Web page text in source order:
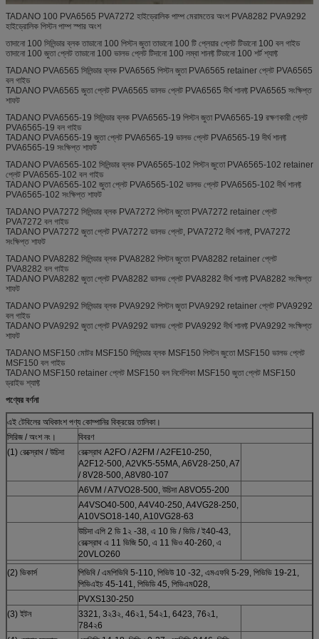
TADANO 100 PVA6565 PVA7272 হাইড্রোলিক পাম্প মেরামতের অংশ PVA8282 PVA9292
হাইড্রোলিক পিস্টন পাম্প স্পার অংশ
তাদানো 100 সিলিন্ডার ব্লক তাডানো 100 পিস্টন জুতা তাডানো 100 টি প্লেয়ার প্লেট টিডানো 100 বল গাইড
তাদানো 100 জুতা প্লেট তাডানো 100 ভালভ প্লেট টিদানো 100 লম্বা শানফ্ট টিডানো 100 শর্ট শ্যাফ্ট
TADANO PVA6565 সিলিন্ডার ব্লক PVA6565 পিস্টন জুতা PVA6565 retainer প্লেট PVA6565
বল গাইড
TADANO PVA6565 জুতা প্লেট PVA6565 ভালভ প্লেট PVA6565 দীর্ঘ শানফ্ট PVA6565 সংক্ষিপ্ত
শাফট
TADANO PVA6565-19 সিলিন্ডার ব্লক PVA6565-19 পিস্টন জুতা PVA6565-19 রক্ষণকারী প্লেট
PVA6565-19 বল গাইড
TADANO PVA6565-19 জুতা প্লেট PVA6565-19 ভালভ প্লেট PVA6565-19 দীর্ঘ শানফ্ট
PVA6565-19 সংক্ষিপ্ত শাফট
TADANO PVA6565-102 সিলিন্ডার ব্লক PVA6565-102 পিস্টন জুতো PVA6565-102 retainer
প্লেট PVA6565-102 বল গাইড
TADANO PVA6565-102 জুতা প্লেট PVA6565-102 ভালভ প্লেট PVA6565-102 দীর্ঘ শানফ্ট
PVA6565-102 সংক্ষিপ্ত শাফট
TADANO PVA7272 সিলিন্ডার ব্লক PVA7272 পিস্টন জুতো PVA7272 retainer প্লেট
PVA7272 বল গাইড
TADANO PVA7272 জুতা প্লেট PVA7272 ভালভ প্লেট, PVA7272 দীর্ঘ শানফ্ট, PVA7272
সংক্ষিপ্ত শাফট
TADANO PVA8282 সিলিন্ডার ব্লক PVA8282 পিস্টন জুতো PVA8282 retainer প্লেট
PVA8282 বল গাইড
TADANO PVA8282 জুতা প্লেট PVA8282 ভালভ প্লেট PVA8282 দীর্ঘ শানফ্ট PVA8282 সংক্ষিপ্ত
শাফট
TADANO PVA9292 সিলিন্ডার ব্লক PVA9292 পিস্টন জুতা PVA9292 retainer প্লেট PVA9292
বল গাইড
TADANO PVA9292 জুতা প্লেট PVA9292 ভালভ প্লেট PVA9292 দীর্ঘ শানফ্ট PVA9292 সংক্ষিপ্ত
শাফট
TADANO MSF150 মোটর MSF150 সিলিন্ডার ব্লক MSF150 পিস্টন জুতো MSF150 ভালভ প্লেট
MSF150 বল গাইড
TADANO MSF150 retainer প্লেট MSF150 বল নির্দেশিকা MSF150 জুতা প্লেট MSF150
ড্রাইভ শ্যাফ্ট
পণ্যের বর্ণনা
এই টেবিলের অধিকাংশ পণ্য কোম্পানির বিক্রয়ের তালিকা।
সিরিজ / অংশ নং।
বিবরণ
(1) রেক্স্রোথ / উচিদা
রেক্স্রোথ A2FO / A2FM / A2FE10-250,
A2F12-500, A2VK5-55MA, A6V28-250, A7
/ 8V28-500, A8V80-107
A6VM / A7VO28-500, উচিদা A8VO55-200
A4VSO40-500, A4V40-250, A4VG28-250,
A10VSO18-140, A10VG28-63
উচিদা এপি 2 ডি 1২ -38, এ 10 ভি / ভিডি / ই40-43,
রেক্স্রোথ এ 11 ভিজি 50, এ 11 ভিও 40-260, এ
20VLO260
(2) ভিকার্স
পিভিবি / এমপিভিবি 5-110, পিভিউ 10 -32, এমএফবি 5-29, পিভিভি 19-21,
পিভিএইচ 45-141, পিভিডি 45, পিভিএম028,
PVXS130-250
(3) ইটন
3321, 3২3২, 46২1, 54২1, 6423, 76২1,
784২6